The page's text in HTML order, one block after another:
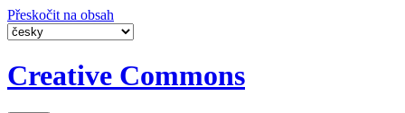
Přeskočit na obsah
Creative Commons